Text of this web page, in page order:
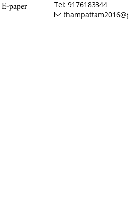
| வணிகம் | பைனான்ஸ் |
E-paper Tel: 9176183344